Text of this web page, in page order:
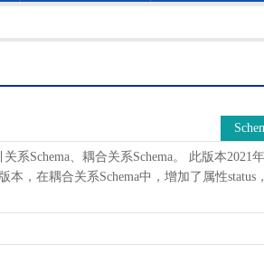
系Schema、耦合关系Schema。 此版本2021
本，在耦合关系Schema中，增加了属性status